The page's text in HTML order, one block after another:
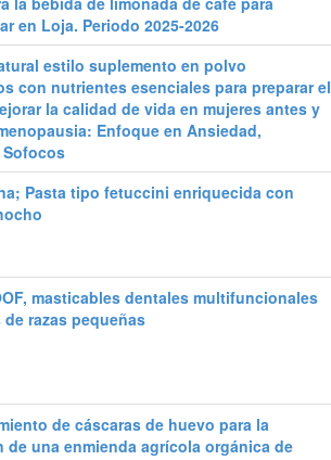
en Loja. Periodo 2025-2026
estilo suplemento en polvo
con nutrientes esenciales para preparar el
la calidad de vida en mujeres antes y
Enfoque en Ansiedad,
Pasta tipo fetuccini enriquecida con
masticables dentales multifuncionales
razas pequeñas
de cáscaras de huevo para la
de una enmienda agrícola orgánica de